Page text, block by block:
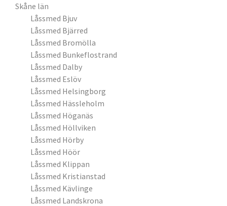
Skåne län
Låssmed Bjuv
Låssmed Bjärred
Låssmed Bromölla
Låssmed Bunkeflostrand
Låssmed Dalby
Låssmed Eslöv
Låssmed Helsingborg
Låssmed Hässleholm
Låssmed Höganäs
Låssmed Höllviken
Låssmed Hörby
Låssmed Höör
Låssmed Klippan
Låssmed Kristianstad
Låssmed Kävlinge
Låssmed Landskrona